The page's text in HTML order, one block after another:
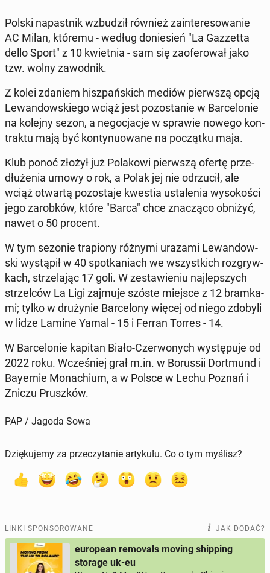
Polski na­past­nik wzbu­dził również za­in­te­re­so­wa­nie
AC Milan, któremu - według do­nie­sień "La Gaz­zet­ta
dello Sport" z 10 kwiet­nia - sam się za­ofe­ro­wał jako
tzw. wolny za­wod­nik.
Z kolei zdaniem hisz­pań­skich mediów pierw­szą opcją
Le­wan­dow­skie­go wciąż jest po­zo­sta­nie w Bar­ce­lo­nie
na kolejny sezon, a ne­go­cja­cje w sprawie nowego kon­
trak­tu mają być kon­ty­nu­owa­ne na po­cząt­ku maja.
Klub ponoć złożył już Po­la­ko­wi pierw­szą ofertę prze­
dłu­że­nia umowy o rok, a Polak jej nie od­rzu­cił, ale
wciąż otwartą po­zo­sta­je kwestia usta­le­nia wy­so­ko­ści
jego za­rob­ków, które "Barca" chce zna­czą­co obniżyć,
nawet o 50 procent.
W tym sezonie tra­pio­ny różnymi urazami Le­wan­dow­
ski wy­stą­pił w 40 spo­tka­niach we wszyst­kich roz­gryw­
kach, strze­la­jąc 17 goli. W ze­sta­wie­niu naj­lep­szych
strzel­ców La Ligi zajmuje szóste miejsce z 12 bram­ka­
mi; tylko w dru­ży­nie Bar­ce­lo­ny więcej od niego zdobyli
w lidze Lamine Yamal - 15 i Ferran Torres - 14.
W Bar­ce­lo­nie kapitan Biało-Czer­wo­nych wy­stę­pu­je od
2022 roku. Wcze­śniej grał m.in. w Bo­rus­sii Do­rt­mund i
Bay­er­nie Mo­na­chium, a w Polsce w Lechu Poznań i
Zniczu Prusz­ków.
PAP / Jagoda Sowa
Dziękujemy za przeczytanie artykułu. Co o tym myślisz?
LINKI SPONSOROWANE JAK DODAĆ?
european removals moving shipping
storage uk-eu